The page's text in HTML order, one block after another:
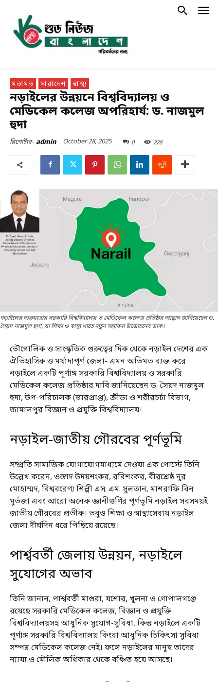
মতামত সারাদেশ স্বাস্থ্য
নড়াইলের উন্নয়নে বিশ্ববিদ্যালয় ও
মেডিকেল কলেজ অপরিহার্য: ড. নাজমুল
হুদা
রিপোর্টার- admin October 28, 2025 0 228
নড়াইলের অগ্রযাত্রায় সরকারি বিশ্ববিদ্যালয় ও মেডিকেল কলেজ প্রতিষ্ঠার আহ্বান জানিয়েছেন ড.
সৈয়দ নাজমুল হুদা, যা শিক্ষা ও স্বাস্থ্য খাতে নতুন সম্ভাবনা উন্মোচনের ডাক।
ভৌগোলিক ও সাংস্কৃতিক গুরুত্বের দিক থেকে নড়াইল দেশের এক
ঐতিহাসিক ও মর্যাদাপূর্ণ জেলা- এমন অভিমত ব্যক্ত করে
নড়াইলে একটি পূর্ণাঙ্গ সরকারি বিশ্ববিদ্যালয় ও সরকারি
মেডিকেল কলেজ প্রতিষ্ঠার দাবি জানিয়েছেন ড. সৈয়দ নাজমুল
হুদা, উপ-পরিচালক (ভারপ্রাপ্ত), ক্রীড়া ও শরীরচর্চা বিভাগ,
জামালপুর বিজ্ঞান ও প্রযুক্তি বিশ্ববিদ্যালয়।
নড়াইল-জাতীয় গৌরবের পূর্ণভূমি
সম্প্রতি সামাজিক যোগাযোগমাধ্যমে দেওয়া এক পোস্টে তিনি
উল্লেখ করেন, ওস্তাদ উদয়শংকর, রবিশংকর, বীরশ্রেষ্ঠ নূর
মোহাম্মদ, বিশ্ববরেণ্য শিল্পী এস. এম. সুলতান, মাশরাফি বিন
মুর্তজা এবং আরো অনেক জ্ঞানীগুণির পূর্ণভূমি নড়াইল সবসময়ই
জাতীয় গৌরবের প্রতীক। তবুও শিক্ষা ও স্বাস্থ্যসেবায় নড়াইল
জেলা দীর্ঘদিন ধরে পিছিয়ে রয়েছে।
পার্শ্ববর্তী জেলায় উন্নয়ন, নড়াইলে
সুযোগের অভাব
তিনি জানান, পার্শ্ববর্তী মাগুরা, যশোর, খুলনা ও গোপালগঞ্জে
রয়েছে সরকারি মেডিকেল কলেজ, বিজ্ঞান ও প্রযুক্তি
বিশ্ববিদ্যালয়সহ আধুনিক সুযোগ-সুবিধা, কিন্তু নড়াইলে একটি
পূর্ণাঙ্গ সরকারি বিশ্ববিদ্যালয় কিংবা আধুনিক চিকিৎসা সুবিধা
সম্পন্ন মেডিকেল কলেজ নেই। ফলে নড়াইলের মানুষ তাদের
ন্যায্য ও মৌলিক অধিকার থেকে বঞ্চিত হয়ে আসছে।